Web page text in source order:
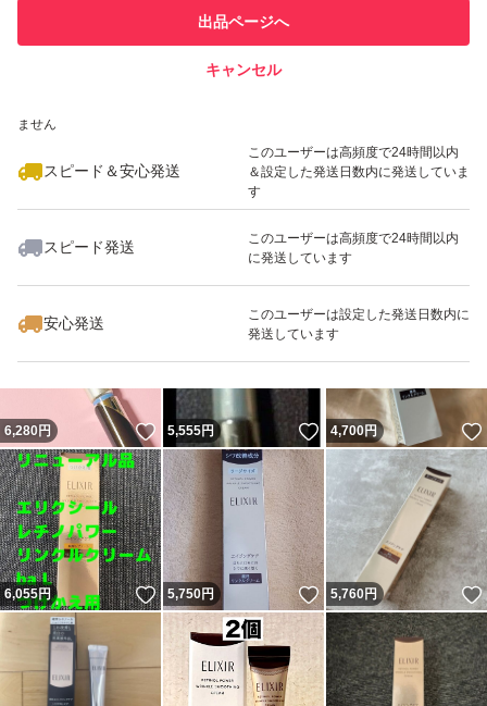
での取引実績があります
ません
スピード＆安心発送
このユーザーは高頻度で24時間以内
＆設定した発送日数内に発送していま
す
スピード発送
このユーザーは高頻度で24時間以内
に発送しています
安心発送
このユーザーは設定した発送日数内に
発送しています
出品ページへ
キャンセル
いいね！
7,190
6,280円 いいね！
5,555円 いいね！
4,700円
6,055円 いいね！
5,750円 いいね！
5,760円